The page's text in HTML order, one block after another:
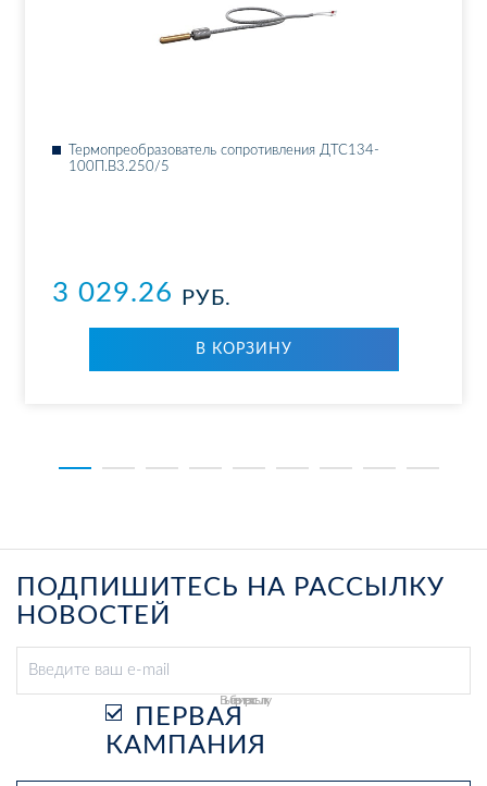
Тер­мо­пре­об­ра­зо­ва­тель со­про­тив­ле­ния ДТ­С134-
100П.В3.250/5
3 029.26 РУБ.
В КОР­ЗИ­НУ
ПОДПИШИТЕСЬ НА РАССЫЛКУ
НОВОСТЕЙ
Выберите рассылку
ПЕРВАЯ
КАМПАНИЯ